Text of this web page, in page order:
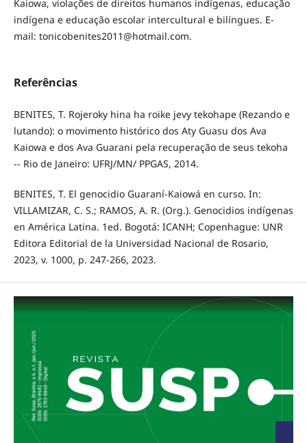
Kaiowa, violações de direitos humanos indígenas, educação
indígena e educação escolar intercultural e bilíngues. E-
mail: tonicobenites2011@hotmail.com.
Referências
BENITES, T. Rojeroky hina ha roike jevy tekohape (Rezando e
lutando): o movimento histórico dos Aty Guasu dos Ava
Kaiowa e dos Ava Guarani pela recuperação de seus tekoha
-- Rio de Janeiro: UFRJ/MN/ PPGAS, 2014.
BENITES, T. El genocidio Guaraní-Kaiowá en curso. In:
VILLAMIZAR, C. S.; RAMOS, A. R. (Org.). Genocidios indígenas
en América Latina. 1ed. Bogotá: ICANH; Copenhague: UNR
Editora Editorial de la Universidad Nacional de Rosario,
2023, v. 1000, p. 247-266, 2023.